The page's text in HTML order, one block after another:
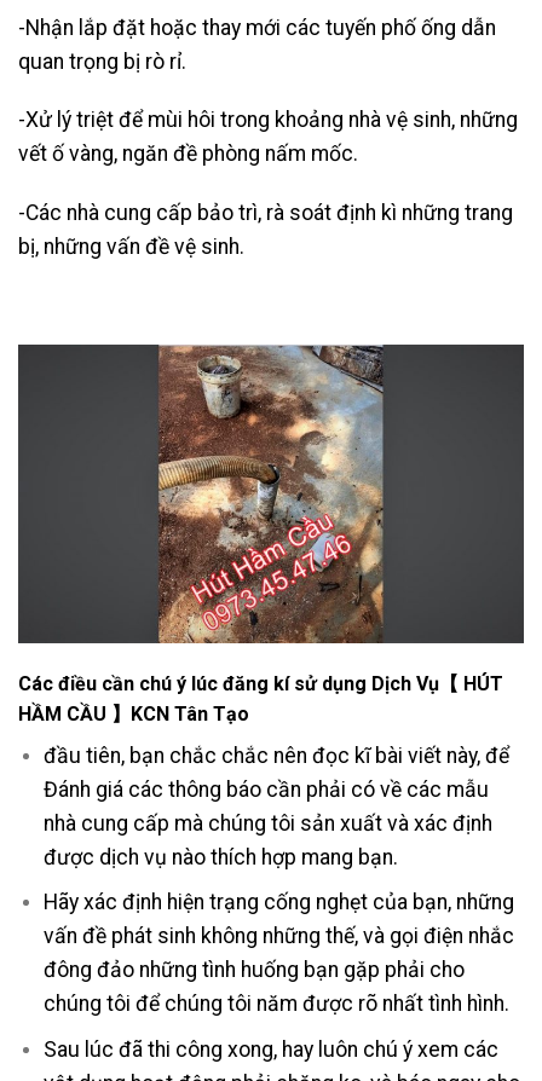
-Nhận lắp đặt hoặc thay mới các tuyến phố ống dẫn
quan trọng bị rò rỉ.
-Xử lý triệt để mùi hôi trong khoảng nhà vệ sinh, những
vết ố vàng, ngăn đề phòng nấm mốc.
-Các nhà cung cấp bảo trì, rà soát định kì những trang
bị, những vấn đề vệ sinh.
Các điều cần chú ý lúc đăng kí sử dụng Dịch Vụ【 HÚT
HẦM CẦU 】KCN Tân Tạo
đầu tiên, bạn chắc chắc nên đọc kĩ bài viết này, để
Đánh giá các thông báo cần phải có về các mẫu
nhà cung cấp mà chúng tôi sản xuất và xác định
được dịch vụ nào thích hợp mang bạn.
Hãy xác định hiện trạng cống nghẹt của bạn, những
vấn đề phát sinh không những thế, và gọi điện nhắc
đông đảo những tình huống bạn gặp phải cho
chúng tôi để chúng tôi năm được rõ nhất tình hình.
Sau lúc đã thi công xong, hay luôn chú ý xem các